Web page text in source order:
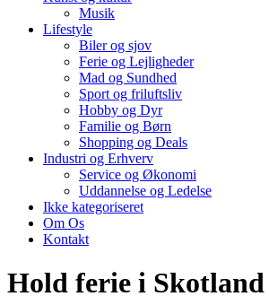
Musik
Lifestyle
Biler og sjov
Ferie og Lejligheder
Mad og Sundhed
Sport og friluftsliv
Hobby og Dyr
Familie og Børn
Shopping og Deals
Industri og Erhverv
Service og Økonomi
Uddannelse og Ledelse
Ikke kategoriseret
Om Os
Kontakt
Hold ferie i Skotland